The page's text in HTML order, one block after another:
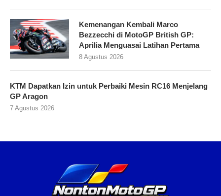
Kemenangan Kembali Marco
Bezzecchi di MotoGP British GP:
Aprilia Menguasai Latihan Pertama
8 Agustus 2026
KTM Dapatkan Izin untuk Perbaiki Mesin RC16 Menjelang
GP Aragon
7 Agustus 2026